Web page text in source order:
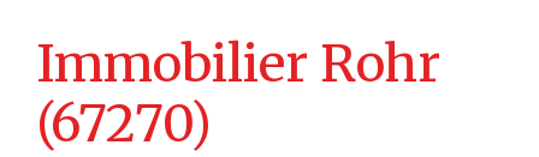
Immobilier Rohr
(67270)